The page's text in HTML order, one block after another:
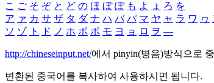
こ ご そ ぞ と ど の ほ ぼ ぽ も よ ょ ろ を
ア ァ カ サ ザ タ ダ ナ ハ バ パ マ ヤ ャ ラ ワ ヮ
ソ ゾ ト ド ノ ホ ボ ポ モ ヨ ョ ロ ヲ ―
http://chineseinput.net/에서 pinyin(병음)방식으로
변환된 중국어를 복사하여 사용하시면 됩니다.